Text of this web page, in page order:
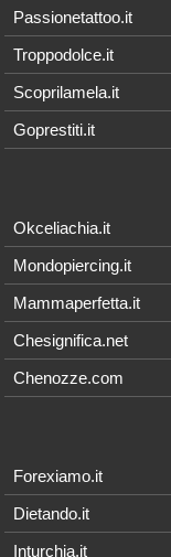
Passionetattoo.it
Troppodolce.it
Scoprilamela.it
Goprestiti.it
Okceliachia.it
Mondopiercing.it
Mammaperfetta.it
Chesignifica.net
Chenozze.com
Forexiamo.it
Dietando.it
Inturchia.it